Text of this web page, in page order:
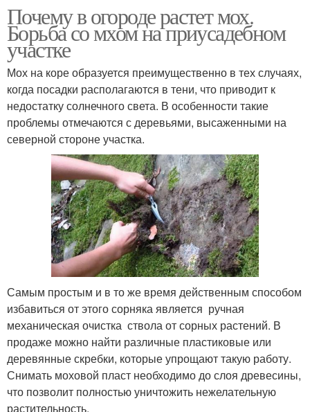
Почему в огороде растет мох.
Борьба со мхом на приусадебном
участке
Мох на коре образуется преимущественно в тех случаях,
когда посадки располагаются в тени, что приводит к
недостатку солнечного света. В особенности такие
проблемы отмечаются с деревьями, высаженными на
северной стороне участка.
Самым простым и в то же время действенным способом
избавиться от этого сорняка является ручная
механическая очистка ствола от сорных растений. В
продаже можно найти различные пластиковые или
деревянные скребки, которые упрощают такую работу.
Снимать моховой пласт необходимо до слоя древесины,
что позволит полностью уничтожить нежелательную
растительность.